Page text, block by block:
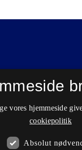
vores hjemmeside
cookiepolitik
Absolut